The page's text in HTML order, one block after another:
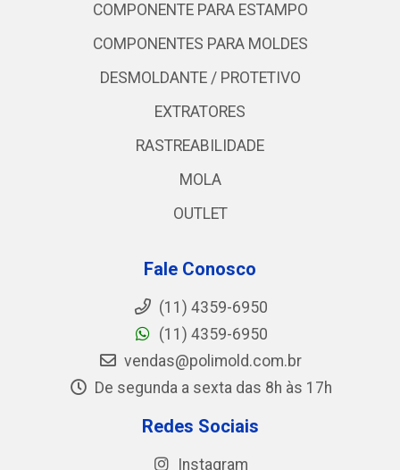
COMPONENTE PARA ESTAMPO
COMPONENTES PARA MOLDES
DESMOLDANTE / PROTETIVO
EXTRATORES
RASTREABILIDADE
MOLA
OUTLET
Fale Conosco
(11) 4359-6950
(11) 4359-6950
vendas@polimold.com.br
De segunda a sexta das 8h às 17h
Redes Sociais
Instagram